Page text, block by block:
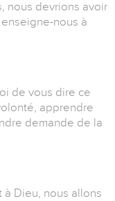
nous devrions avoir
nous à
de vous dire ce
apprendre
demande de la
à Dieu, nous allons